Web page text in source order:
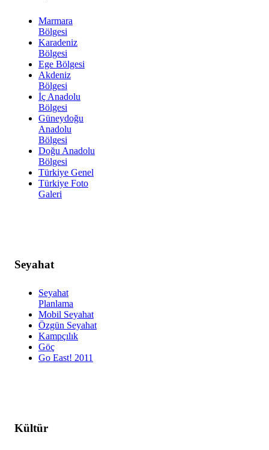
Marmara
Bölgesi
Karadeniz
Bölgesi
Ege Bölgesi
Akdeniz
Bölgesi
İç Anadolu
Bölgesi
Güneydoğu
Anadolu
Bölgesi
Doğu Anadolu
Bölgesi
Türkiye Genel
Türkiye Foto
Galeri
Seyahat
Seyahat
Planlama
Mobil Seyahat
Özgün Seyahat
Kampçılık
Göç
Go East! 2011
Kültür